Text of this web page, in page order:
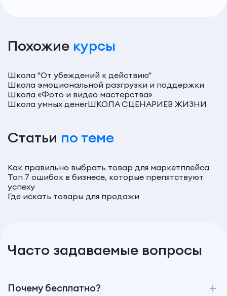
Похожие курсы
Школа "От убеждений к действию"
Школа эмоциональной разгрузки и поддержки
Школа «Фото и видео мастерства»
Школа умных денегШКОЛА СЦЕНАРИЕВ ЖИЗНИ
Статьи по теме
Как правильно выбрать товар для маркетплейса
Топ 7 ошибок в бизнесе, которые препятствуют
успеху
Где искать товары для продажи
Часто задаваемые вопросы
Почему бесплатно?